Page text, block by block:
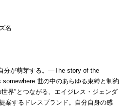
名
分が萌芽する。―The story of the
世の中のあらゆる束縛と制約
界"とつながる、エイジレス・ジェンダ
案するドレスブランド。自分自身の感